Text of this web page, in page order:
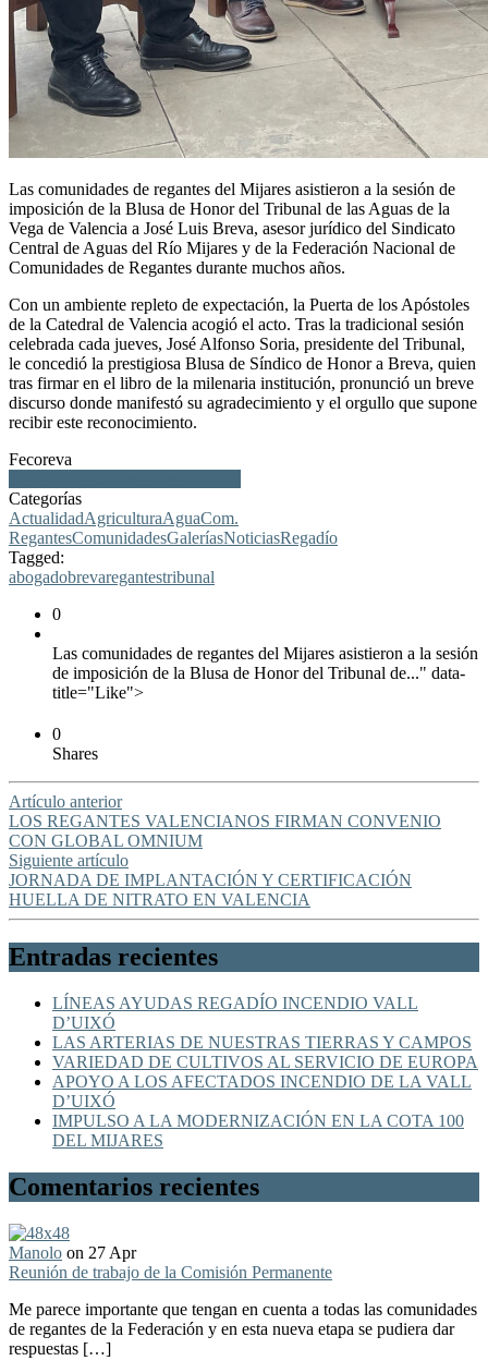
Las comunidades de regantes del Mijares asistieron a la sesión de
imposición de la Blusa de Honor del Tribunal de las Aguas de la
Vega de Valencia a José Luis Breva, asesor jurídico del Sindicato
Central de Aguas del Río Mijares y de la Federación Nacional de
Comunidades de Regantes durante muchos años.
Con un ambiente repleto de expectación, la Puerta de los Apóstoles
de la Catedral de Valencia acogió el acto. Tras la tradicional sesión
celebrada cada jueves, José Alfonso Soria, presidente del Tribunal,
le concedió la prestigiosa Blusa de Síndico de Honor a Breva, quien
tras firmar en el libro de la milenaria institución, pronunció un breve
discurso donde manifestó su agradecimiento y el orgullo que supone
recibir este reconocimiento.
Fecoreva
Categorías
ActualidadAgriculturaAguaCom.
RegantesComunidadesGaleríasNoticiasRegadío
Tagged:
abogadobrevaregantestribunal
0
Las comunidades de regantes del Mijares asistieron a la sesión
de imposición de la Blusa de Honor del Tribunal de..." data-
title="Like">
0
Shares
Artículo anterior
LOS REGANTES VALENCIANOS FIRMAN CONVENIO
CON GLOBAL OMNIUM
Siguiente artículo
JORNADA DE IMPLANTACIÓN Y CERTIFICACIÓN
HUELLA DE NITRATO EN VALENCIA
Entradas recientes
LÍNEAS AYUDAS REGADÍO INCENDIO VALL
D’UIXÓ
LAS ARTERIAS DE NUESTRAS TIERRAS Y CAMPOS
VARIEDAD DE CULTIVOS AL SERVICIO DE EUROPA
APOYO A LOS AFECTADOS INCENDIO DE LA VALL
D’UIXÓ
IMPULSO A LA MODERNIZACIÓN EN LA COTA 100
DEL MIJARES
Comentarios recientes
Manolo on 27 Apr
Reunión de trabajo de la Comisión Permanente
Me parece importante que tengan en cuenta a todas las comunidades
de regantes de la Federación y en esta nueva etapa se pudiera dar
respuestas […]